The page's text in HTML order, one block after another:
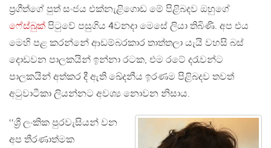
ප්‍රගීත්ගේ පුත් සංජය එක්නැළිගොඩ මේ පිළිබදව ඔහුගේ
ෆේස්බුක් පිටුවේ පසුගිය 4වනදා මෙසේ ලියා තිබිණි. අප එය
මෙහි පළ කරන්නේ ආඩම්බරකාර තාත්තලා යැයි වහසි බස්
දොඩවන පාලකයින් ඉන්නා රටක, එම රටේ දරැවන්ට
පාලකයින් අත්කර දී ඇති ඛේදනීය ඉරණම පිළිබදව තවත්
අටුවාටීකා ලියන්නට අවශ්‍ය නොවන නිසාය.
‘‘ශ්‍රී ලංකික පුරවැසියන් වන
අප තීරණාත්මක